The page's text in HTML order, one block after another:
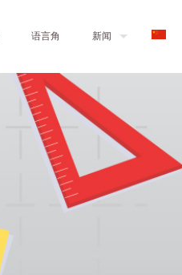
语言角 新闻